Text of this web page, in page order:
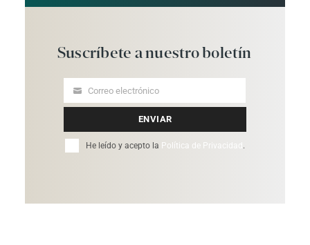
Suscríbete a nuestroboletín
Your
Correo electrónico
ENVIAR
He leído y acepto la Política de Privacidad .